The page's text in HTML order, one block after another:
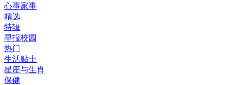
心事家事
精选
特辑
早报校园
热门
生活贴士
星座与生肖
保健